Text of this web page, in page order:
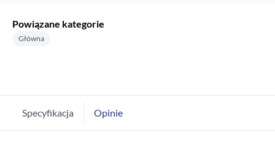
Powiązane kategorie
Główna
Specyfikacja Opinie